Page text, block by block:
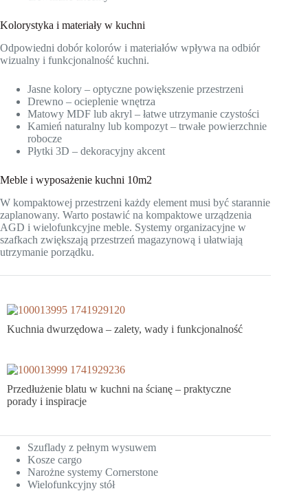
Kolorystyka i materiały w kuchni
Odpowiedni dobór kolorów i materiałów wpływa na odbiór
wizualny i funkcjonalność kuchni.
Jasne kolory – optyczne powiększenie przestrzeni
Drewno – ocieplenie wnętrza
Matowy MDF lub akryl – łatwe utrzymanie czystości
Kamień naturalny lub kompozyt – trwałe powierzchnie
robocze
Płytki 3D – dekoracyjny akcent
Meble i wyposażenie kuchni 10m2
W kompaktowej przestrzeni każdy element musi być starannie
zaplanowany. Warto postawić na kompaktowe urządzenia
AGD i wielofunkcyjne meble. Systemy organizacyjne w
szafkach zwiększają przestrzeń magazynową i ułatwiają
utrzymanie porządku.
Kuchnia dwurzędowa – zalety, wady i funkcjonalność
Przedłużenie blatu w kuchni na ścianę – praktyczne
porady i inspiracje
Szuflady z pełnym wysuwem
Kosze cargo
Narożne systemy Cornerstone
Wielofunkcyjny stół